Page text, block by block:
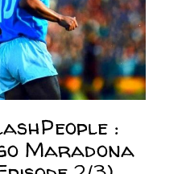
:
Maradona